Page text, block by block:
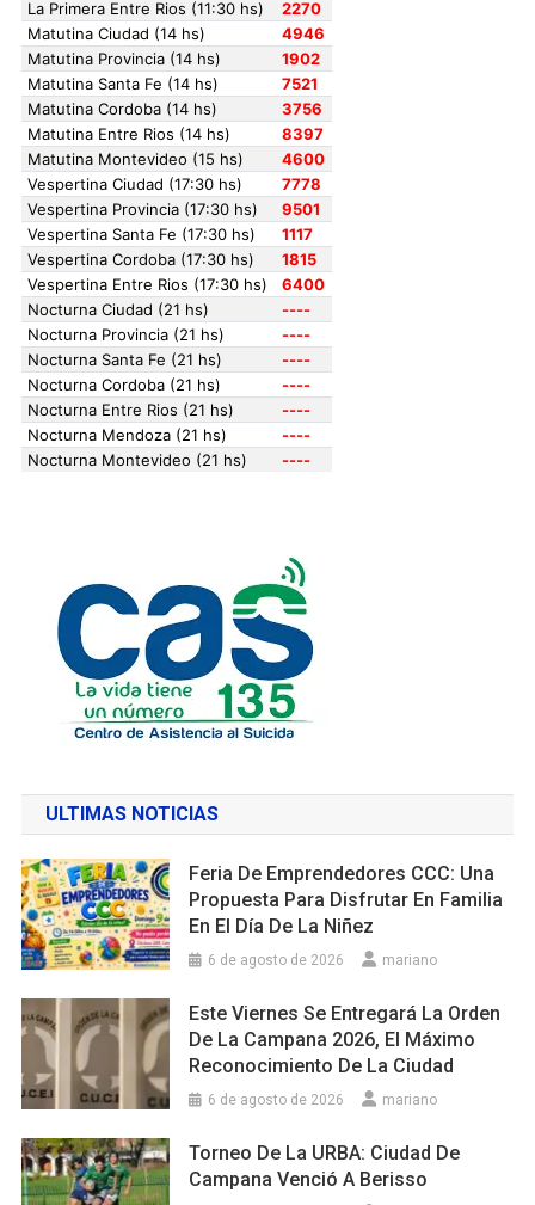
ULTIMAS NOTICIAS
Feria De Emprendedores CCC: Una
Propuesta Para Disfrutar En Familia
En El Día De La Niñez
6 de agosto de 2026 mariano
Este Viernes Se Entregará La Orden
De La Campana 2026, El Máximo
Reconocimiento De La Ciudad
6 de agosto de 2026 mariano
Torneo De La URBA: Ciudad De
Campana Venció A Berisso